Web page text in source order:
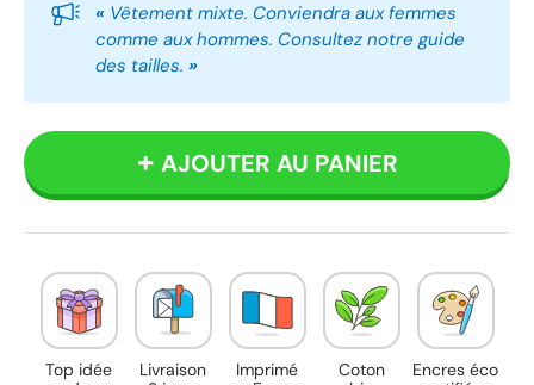
« Vêtement mixte. Conviendra aux femmes
comme aux hommes. Consultez notre guide
des tailles. »
AJOUTER AU PANIER
Top idée
Livraison
Imprimé
Coton
Encres éco